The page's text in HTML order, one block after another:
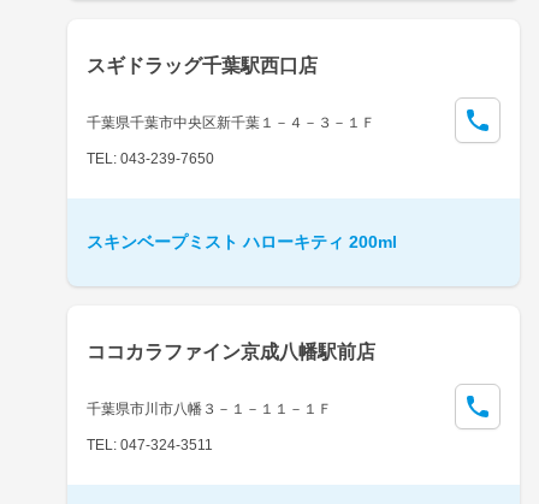
スギドラッグ千葉駅西口店
千葉県千葉市中央区新千葉１－４－３－１Ｆ
TEL: 043-239-7650
スキンベープミスト ハローキティ 200ml
ココカラファイン京成八幡駅前店
千葉県市川市八幡３－１－１１－１Ｆ
TEL: 047-324-3511